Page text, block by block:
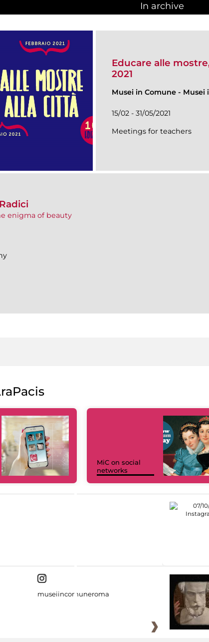
In archive
Educare alle
2021
Musei in Comune - Musei
15/02 - 31/05/2021
Meetings for teachers
enigma of beauty
MiC on social
networks
museiincomuneroma